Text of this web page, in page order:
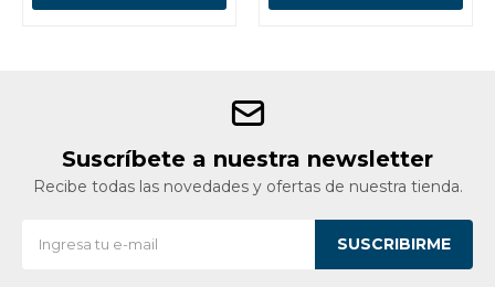
Suscríbete a nuestra newsletter
Recibe todas las novedades y ofertas de nuestra tienda.
SUSCRIBIRME